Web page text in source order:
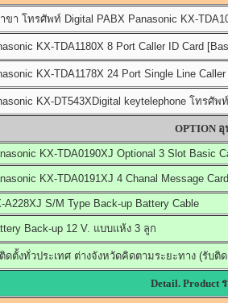
ขา โทรศัพท์ Digital PABX Panasonic KX-
KX-TDA1180X 8 Port Caller ID Card
KX-TDA1178X 24 Port Single Line
KX-DT543XDigital keytelephone โทรศั
OPTION
KX-TDA0190XJ Optional 3 Slot Basic
KX-TDA0191XJ 4 Chanal Message
A228XJ S/M Type Back-up Battery Cable
Back-up 12 V. แบบแห้ง 3 ลูก
ดตั้งทั่วประเทศ ต่างจังหวัดคิดตามระยะทาง (รับติ
Detail. Product